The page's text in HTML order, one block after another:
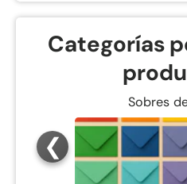
Categorías
Sobres
❮